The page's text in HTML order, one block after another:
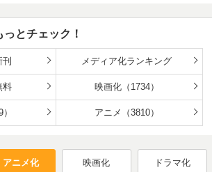
造形学部視覚伝達デザイン学科卒。マンガ家、アニメ
ン監督。大学在学中の1985年、ちばてつや賞を受賞
ンガ家としてデビュー。マンガ作品としては『海帰
『ワールド・アパートメント・ホラー』、短編集『夢
』（以上講談社）、『OPUS』上・下巻、『セラフィ
6661万3336の翼』（以上、徳間書店）がある。1990
、劇場用作品を中心に、美術設定やレイアウト担当と
ニメーションの世界でも活躍。1998年には、映画『パ
2003年『東京ゴッドファーザーズ』、2006年『パプ
を発表し、世界各国の映画賞を受賞。また、2004年に
ハヨウ』を制作。2010年8月24日永眠。享年46歳。
2019年春
2018年春 2018年夏
2018年秋
2017年春 2017年夏
2017年秋
2016年秋
2015年春 2015年夏
2015年秋
2013年春 2013年夏
2013年秋
2012年春 2012年夏
2012年秋
とチェック！
刊 メディア化ランキング
料 映画化（1734）
アニメ（3810）
アニメ化 映画化 ドラマ化